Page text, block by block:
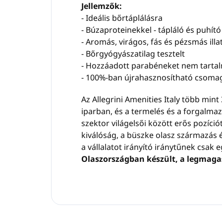
Jellemzők:
- Ideális bőrtáplálásra
- Búzaproteinekkel - tápláló és
- Aromás, virágos, fás és pézsmás
- Bőrgyógyászatilag tesztelt
- Hozzáadott parabéneket nem
- 100%-ban újrahasznosítható
Az Allegrini Amenities Italy több
iparban, és a termelés és a
szektor világelsői között erős
kiválóság, a büszke olasz
a vállalatot irányító iránytűnek csak
Olaszországban készült, a